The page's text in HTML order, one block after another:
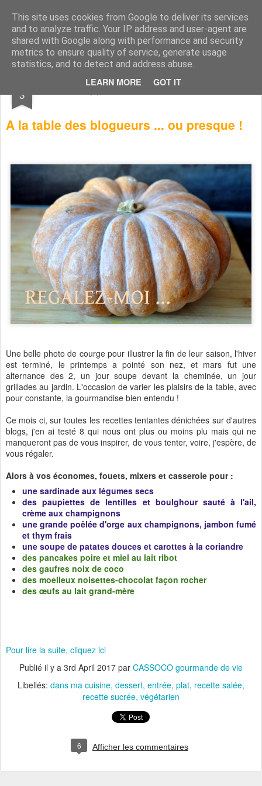
This site uses cookies from Google to deliver its services
and to analyze traffic. Your IP address and user-agent are
shared with Google along with performance and security
metrics to ensure quality of service, generate usage
statistics, and to detect and address abuse.
LEARN MORE GOT IT
CASSOCO gourmande de vie des recettes, de la déco, des découvertes, du partage & de la bonne humeur ...
3 testé et approuvé, le bilan de mars 2017
A la table des blogueurs ... ou presque !
Une belle photo de courge pour illustrer la fin de leur saison, l'hiver
est terminé, le printemps a pointé son nez, et mars fut une
alternance des 2, un jour soupe devant la cheminée, un jour
grillades au jardin. L'occasion de varier les plaisirs de la table, avec
pour constante, la gourmandise bien entendu !
Ce mois ci, sur toutes les recettes tentantes dénichées sur d'autres
blogs, j'en ai testé 8 qui nous ont plus ou moins plu mais qui ne
manqueront pas de vous inspirer, de vous tenter, voire, j'espère, de
vous régaler.
Alors à vos économes, fouets, mixers et casserole pour :
une sardinade aux légumes secs
des paupiettes de lentilles et boulghour sauté à l'ail,
crème aux champignons
une grande poêlée d'orge aux champignons, jambon fumé
et thym frais
une soupe de patates douces et carottes à la coriandre
des pancakes poire et miel au lait ribot
des gaufres noix de coco
des moelleux noisettes-chocolat façon rocher
des œufs au lait grand-mère
Pour lire la suite, cliquez ici
Publié il y a 3rd April 2017 par CASSOCO gourmande de vie
Libellés: dans ma cuisine dessert entrée plat recette salée
recette sucrée végétarien
6 Afficher les commentaires